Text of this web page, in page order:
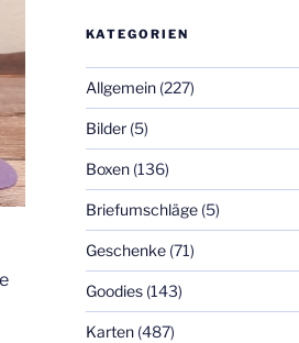
KATEGORIEN
Allgemein(227)
Bilder(5)
Boxen(136)
Briefumschläge(5)
Geschenke(71)
Goodies(143)
Karten(487)